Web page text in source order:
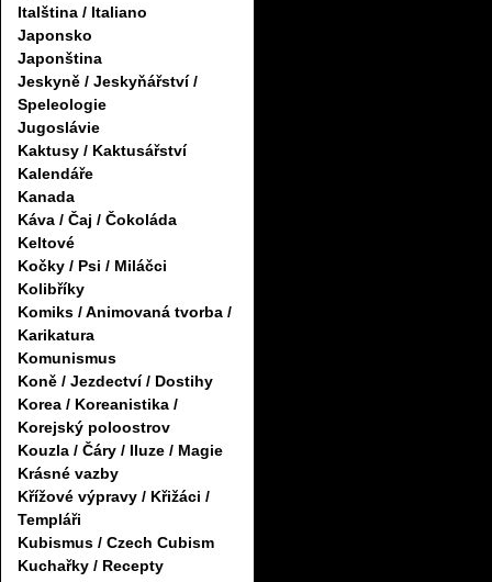
Italština / Italiano
Japonsko
Japonština
Jeskyně / Jeskyňářství /
Speleologie
Jugoslávie
Kaktusy / Kaktusářství
Kalendáře
Kanada
Káva / Čaj / Čokoláda
Keltové
Kočky / Psi / Miláčci
Kolibříky
Komiks / Animovaná tvorba /
Karikatura
Komunismus
Koně / Jezdectví / Dostihy
Korea / Koreanistika /
Korejský poloostrov
Kouzla / Čáry / Iluze / Magie
Krásné vazby
Křížové výpravy / Křižáci /
Templáři
Kubismus / Czech Cubism
Kuchařky / Recepty